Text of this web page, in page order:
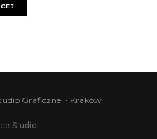
Graficzne ~ Kraków